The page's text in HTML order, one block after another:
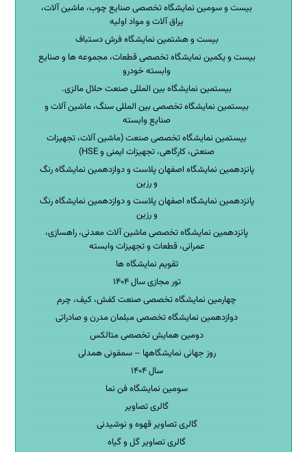
بیست و سومین نمایشگاه تخصصی صنایع چوب، ماشین آلات،
یراق آلات و مواد اولیه
بیست و هشتمین نمایشگاه فرش دستباف
بیست و یکمین نمایشگاه تخصصی قطعات، مجموعه ها و صنایع
وابسته خودرو
بیستمین نمایشگاه بین المللی صنعت حلال مالزی.
بیستمین نمایشگاه تخصصی بین المللی سنگ، ماشین آلات و
صنایع وابسته
بیستمین نمایشگاه تخصصی صنعت (ماشین آلات، تجهیزات
صنعتی، کارگاهی، تجهیزات ایمنی و HSE)
پانزدهمین نمایشگاه اصفهان پلاست و دوازدهمین نمایشگاه رنگ
و رزین
پانزدهمین نمایشگاه اصفهان پلاست و دوازدهمین نمایشگاه رنگ
و رزین
پانزدهمین نمایشگاه تخصصی ماشین آلات معدنی، راهسازی،
عمرانی، قطعات و تجهیزات وابسته
تقویم نمایشگاه ها
تور مجازی سال ۱۴۰۴
چهارمین نمایشگاه تخصصی صنعت کفش، کیف، چرم
دوازدهمین نمایشگاه تخصصی مبلمان مدرن و صادراتی
دومین همایش تخصصی متالکس
روز جهانی نمایشگاهها – سمفونی همدلی
سال ۱۴۰۴
سومین نمایشگاه فن نما
گالری تصاویر
گالری تصاویر قهوه و نوشیدنی
گالری تصاویر گل و گیاه